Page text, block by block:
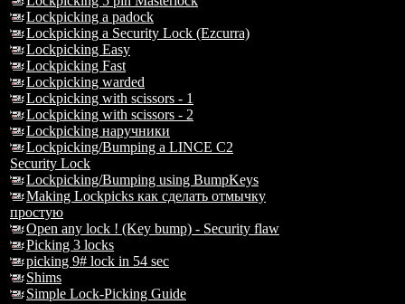
Lockpicking a padock
Lockpicking a Security Lock (Ezcurra)
Lockpicking Easy
Lockpicking Fast
Lockpicking warded
Lockpicking with scissors - 1
Lockpicking with scissors - 2
Lockpicking наручники
Lockpicking/Bumping a LINCE C2
Security Lock
Lockpicking/Bumping using BumpKeys
Making Lockpicks как сделать отмычку
простую
Open any lock ! (Key bump) - Security flaw
Picking 3 locks
picking 9# lock in 54 sec
Shims
Simple Lock-Picking Guide